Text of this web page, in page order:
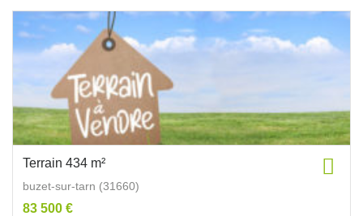
Terrain 434 m²
buzet-sur-tarn (31660)
83 500 €